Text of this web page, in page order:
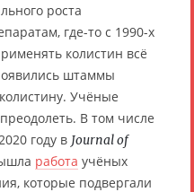
роста
где-то с 1990-х
колистин всё
штаммы
Учёные
В том числе
году в Journal of
работа учёных
которые подвергали